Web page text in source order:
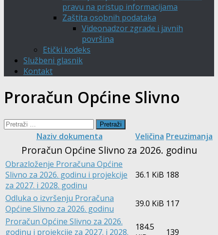
pravu na pristup informacijama
Zaštita osobnih podataka
Videonadzor zgrade i javnih
površina
Etički kodeks
Službeni glasnik
Kontakt
Proračun Općine Slivno
Pretraži:
Naziv dokumenta
Veličina Preuzimanja
Proračun Općine Slivno za 2026. godinu
Obrazloženje Proračuna Općine
Slivno za 2026. godinu i projekcije
za 2027. i 2028. godinu
36.1 KiB 188
Odluka o izvršenju Proračuna
Općine Slivno za 2026. godinu
39.0 KiB 117
Proračun Općine Slivno za 2026.
godinu i projekcije za 2027. i 2028.
184.5
139